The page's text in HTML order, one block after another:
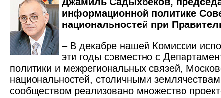
информационной политике
национальностей при
– В декабре нашей Комиссии
эти годы совместно с
политики и межрегиональных связей,
национальностей, столичными
сообществом реализовано множество